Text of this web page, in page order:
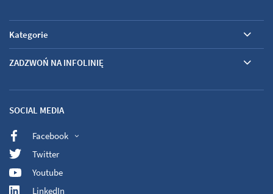
Kategorie
ZADZWOŃ NA INFOLINIĘ
SOCIAL MEDIA
Facebook
Twitter
Youtube
LinkedIn